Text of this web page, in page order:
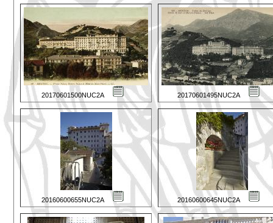
20170601500NUC2A 20170601495NUC2A
20160600655NUC2A 20160600645NUC2A